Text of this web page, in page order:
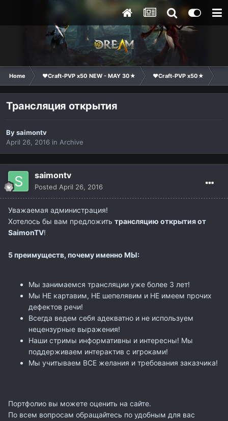
Home ❤Craft-PVP x50 NEW - MAY 30★ ❤Craft-PVP x50★
Трансляция открытия
Bysaimontv
April 26, 2016 in Archive
saimontv
Posted April 26, 2016
Уважаемая администрация!
Хотелось бы вам предложить трансляцию открытия от
SaimonTV!
5 преимуществ, почему именно МЫ:
Мы занимаемся трансляции уже более 3 лет!
Мы НЕ картавим, НЕ шепелявим и НЕ имеем прочих
дефектов речи!
Всегда ведем себя адекватно и не используем
нецензурные выражения!
Наши стримы информативны и интересны! Мы
поддерживаем интерактив с игроками!
Мы учитываем ВСЕ желания и требования заказчика!
Портфолио вы можете оценить на сайте.
По всем вопросам обращайтесь по удобным для вас